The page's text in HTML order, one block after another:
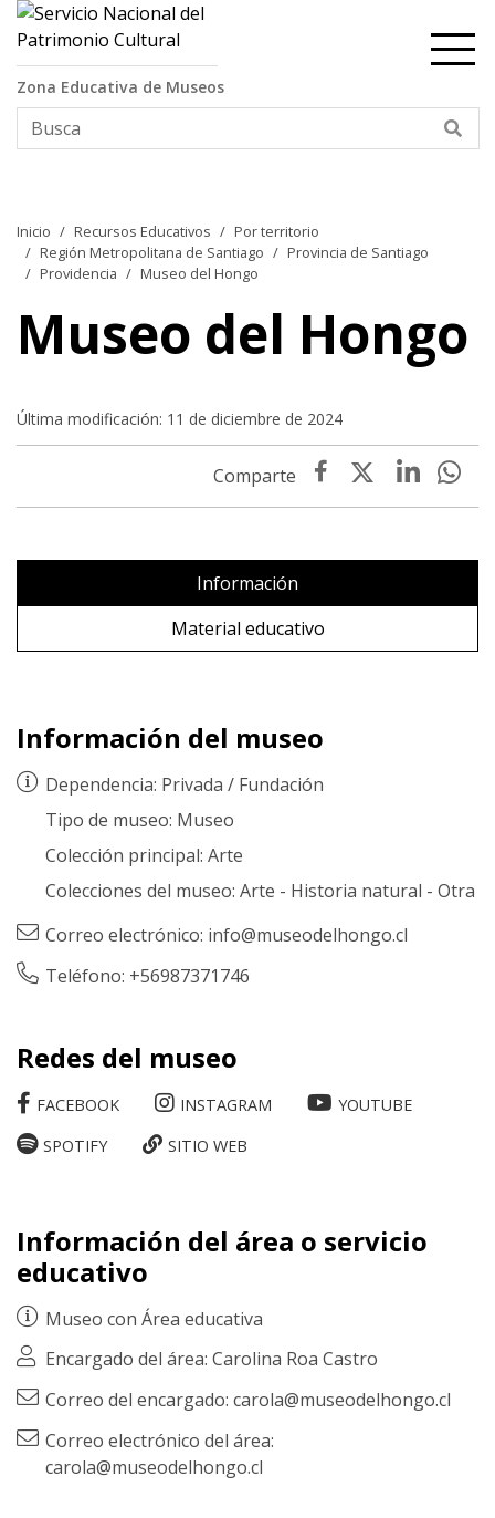
Contenido principal
Zona Educativa de Museos
Inicio Recursos Educativos
Por territorio
Región Metropolitana de Santiago
Provincia de Santiago
Providencia
Museo del Hongo
Museo del Hongo
Última modificación: 11 de diciembre de 2024
Información
Material educativo
Información del museo
Dependencia: Privada / Fundación
Tipo de museo: Museo
Colección principal: Arte
Colecciones del museo: Arte - Historia natural - Otra
Correo electrónico: info@museodelhongo.cl
Teléfono: +56987371746
Redes del museo
FACEBOOK INSTAGRAM
YOUTUBE
SPOTIFY
SITIO WEB
Información del área o servicio
educativo
Museo con Área educativa
Encargado del área: Carolina Roa Castro
Correo del encargado: carola@museodelhongo.cl
Correo electrónico del área:
carola@museodelhongo.cl